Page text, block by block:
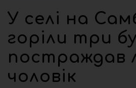
У селі на
горіли три
постраждав
чоловік